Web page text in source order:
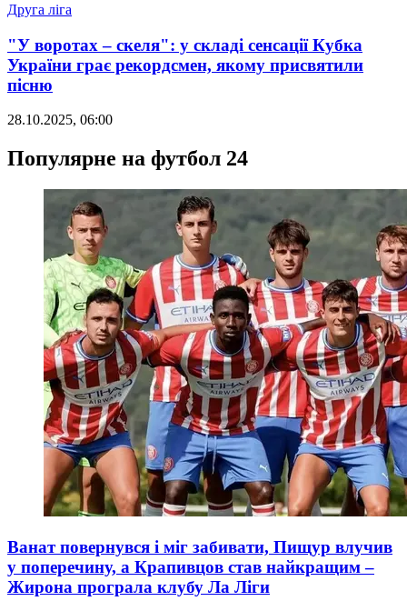
Друга ліга
"У воротах – скеля": у складі сенсації Кубка
України грає рекордсмен, якому присвятили
пісню
28.10.2025, 06:00
Популярне на футбол 24
Ванат повернувся і міг забивати, Пищур влучив
у поперечину, а Крапивцов став найкращим –
Жирона програла клубу Ла Ліги